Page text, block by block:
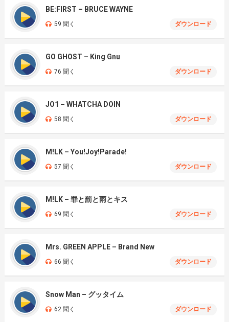
BE:FIRST – BRUCE WAYNE
59 聞く ダウンロード
GO GHOST – King Gnu
76 聞く ダウンロード
JO1 – WHATCHA DOIN
58 聞く ダウンロード
M!LK – You!Joy!Parade!
57 聞く ダウンロード
M!LK – 罪と罰と雨とキス
69 聞く ダウンロード
Mrs. GREEN APPLE – Brand New
66 聞く ダウンロード
Snow Man – グッタイム
62 聞く ダウンロード